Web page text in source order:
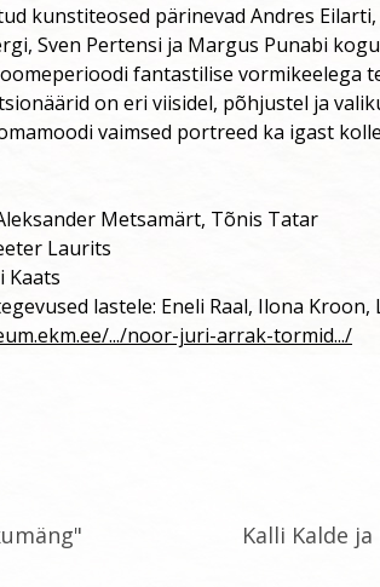
kunstiteosed pärinevad Andres Eilarti,
Sven Pertensi ja Margus Punabi
fantastilise vormikeelega
on eri viisidel, põhjustel ja
vaimsed portreed ka igast
Metsamärt, Tõnis Tatar
Laurits
Kaats
lastele: Eneli Raal, Ilona
.../noor-juri-arrak-tormid.../
Kalli Kalde